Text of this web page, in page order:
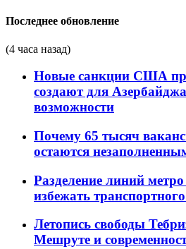
Последнее обновление
(4 часа назад)
Новые санкции США
создают для
возможности
Почему 65 тысяч
остаются
Разделение линий
избежать
Летопись свободы
Мешруте и